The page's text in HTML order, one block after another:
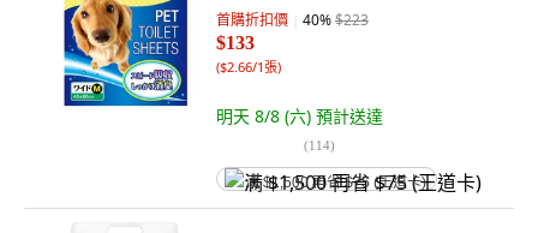
首購折扣價 40%$223
$133
($2.66/1張)
明天 8/8 (六) 預計送達
(114)
满 $1,500 再省 $75 (王道卡)